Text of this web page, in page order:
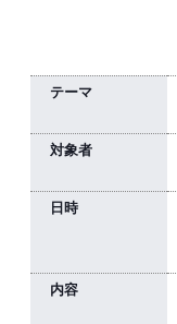
テーマ
対象者
日時
内容